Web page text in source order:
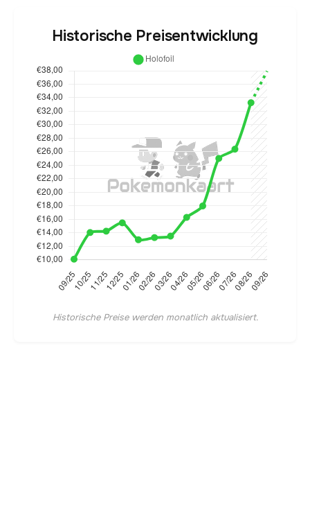
Historische Preisentwicklung
Historische Preise werden monatlich aktualisiert.